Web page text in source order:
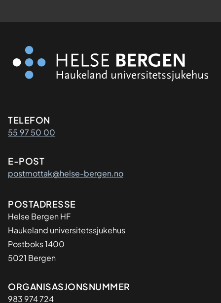
Kontaktinformasjon
TELEFON
55 97 50 00
E-POST
postmottak@helse-bergen.no
Adresse
POSTADRESSE
Helse Bergen HF
Haukeland universitetssjukehus
Postboks 1400
5021 Bergen
Organisasjon
ORGANISASJONSNUMMER
983 974 724